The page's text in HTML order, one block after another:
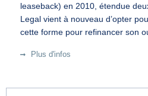
leaseback) en 2010, étendue
Legal vient à nouveau d’opter
cette forme pour refinancer son
Plus d'infos